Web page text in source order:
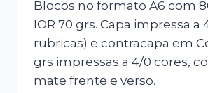
Blocos no formato A6 com
IOR 70 grs. Capa impressa a
rubricas) e contracapa em
grs impressas a 4/0 cores,
mate frente e verso.